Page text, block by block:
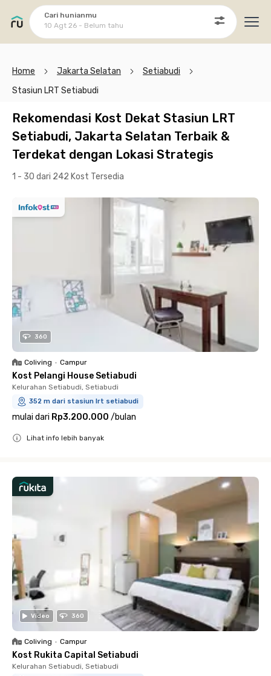
Cari hunianmu
10 Agt 26 - Belum tahu
Home Jakarta Selatan
Setiabudi
Stasiun LRT Setiabudi
Rekomendasi Kost Dekat Stasiun LRT
Setiabudi, Jakarta Selatan Terbaik &
Terdekat dengan Lokasi Strategis
1 - 30 dari 242 Kost Tersedia
360
Coliving • Campur
Kost Pelangi House Setiabudi
Kelurahan Setiabudi, Setiabudi
352 m dari stasiun lrt setiabudi
mulai dari Rp3.200.000 /bulan
Lihat info lebih banyak
Video 360
Coliving • Campur
Kost Rukita Capital Setiabudi
Kelurahan Setiabudi, Setiabudi